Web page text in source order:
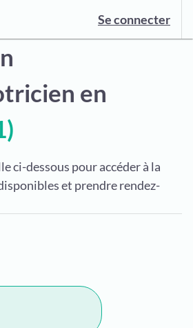
Se connecter
en
ci-dessous pour accéder à la
et prendre rendez-